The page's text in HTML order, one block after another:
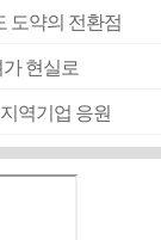
도약의 전환점
현실로
역기업 응원